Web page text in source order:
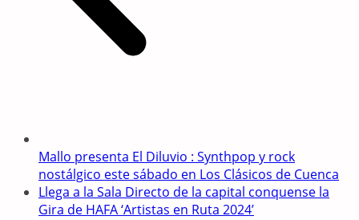
Mallo presenta El Diluvio : Synthpop y rock
nostálgico este sábado en Los Clásicos de Cuenca
Llega a la Sala Directo de la capital conquense la
Gira de HAFA ‘Artistas en Ruta 2024’